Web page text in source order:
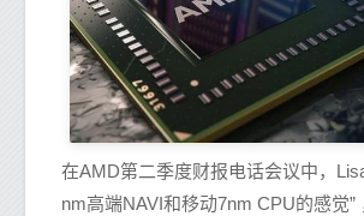
在AMD第二季度财报电话会议中，
nm高端NAVI和移动7nm CPU的感觉”